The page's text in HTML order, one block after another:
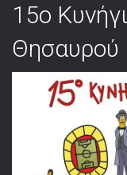
15ο
Θησαυρού